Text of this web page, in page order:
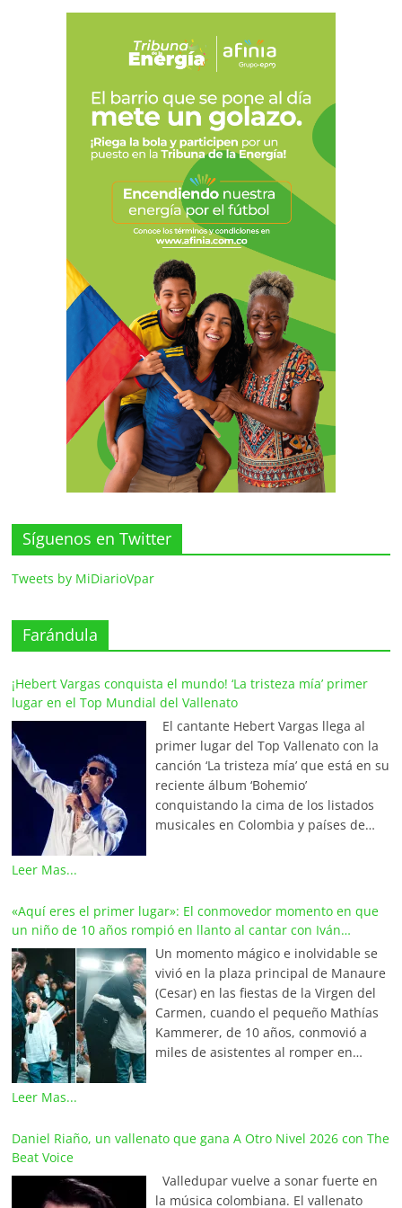
Síguenos en Twitter
Tweets by MiDiarioVpar
Farándula
¡Hebert Vargas conquista el mundo! ‘La tristeza mía’ primer
lugar en el Top Mundial del Vallenato
El cantante Hebert Vargas llega al
primer lugar del Top Vallenato con la
canción ‘La tristeza mía’ que está en su
reciente álbum ‘Bohemio’
conquistando la cima de los listados
musicales en Colombia y países de
lugar de La Red Mundial de Vallenato,
una prestigiosa alianza internacional
que integra a los locutores,
periodistas y programadores más
destacados de Colombia, Venezuela,
Ecuador, México, Estados Unidos,
Aruba y el continente europeo. En
Valledupar, La Capital Mundial del
Vallenato, la canción lidera los listados
Maestre. A nivel internacional, la Red
primer lugar a través de los
programas de mayor audiencia en
Leer Mas...
«Aquí eres el primer lugar»: El conmovedor momento en que
un niño de 10 años rompió en llanto al cantar con Iván
Villazón
Un momento mágico e inolvidable se
vivió en la plaza principal de Manaure
(Cesar) en las fiestas de la Virgen del
Carmen, cuando el pequeño Mathías
Kammerer, de 10 años, conmovió a
miles de asistentes al romper en
pausa en el concierto, Mathías se
acercó valientemente al «Tenor del
micrófono para cantar a su lado. La
Leer Mas...
Daniel Riaño, un vallenato que gana A Otro Nivel 2026 con The
Beat Voice
Valledupar vuelve a sonar fuerte en
la música colombiana. El vallenato